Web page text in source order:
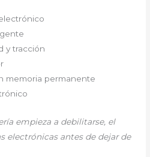
y tracción
memoria permanente
empieza a debilitarse, el
electrónicas antes de dejar de